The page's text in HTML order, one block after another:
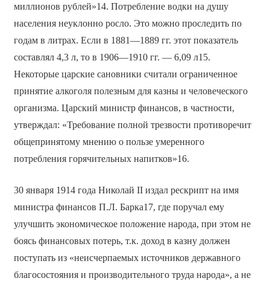
миллионов рублей»14. Потребление водки на душу
населения неуклонно росло. Это можно проследить по
годам в литрах. Если в 1881—1889 гг. этот показатель
составлял 4,3 л, то в 1906—1910 гг. — 6,09 л15.
Некоторые царские сановники считали ограниченное
принятие алкоголя полезным для казны и человеческого
организма. Царский министр финансов, в частности,
утверждал: «Требование полной трезвости противоречит
общепринятому мнению о пользе умеренного
потребления горячительных напитков»16.
30 января 1914 года Николай II издал рескрипт на имя
министра финансов П.Л. Барка17, где поручал ему
улучшить экономическое положение народа, при этом не
боясь финансовых потерь, т.к. доход в казну должен
поступать из «неисчерпаемых источников державного
благосостояния и производительного труда народа», а не